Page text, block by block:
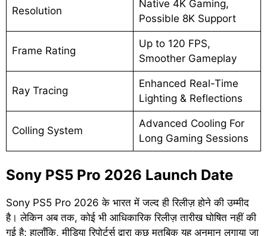
Resolution
Native 4K Gaming,
Possible 8K Support
Frame Rating
Up to 120 FPS,
Smoother Gameplay
Ray Tracing
Enhanced Real-Time
Lighting & Reflections
Colling System
Advanced Cooling For
Long Gaming Sessions
Sony PS5 Pro 2026 Launch Date
Sony PS5 Pro 2026 के भारत में जल्द ही रिलीज़ होने की उम्मीद
है। लेकिन अब तक, कोई भी आधिकारिक रिलीज़ तारीख घोषित नहीं की
गई है; हालाँकि, मीडिया रिपोर्टर्स द्वारा कुछ मुतबिक यह अनुमान लगाया जा